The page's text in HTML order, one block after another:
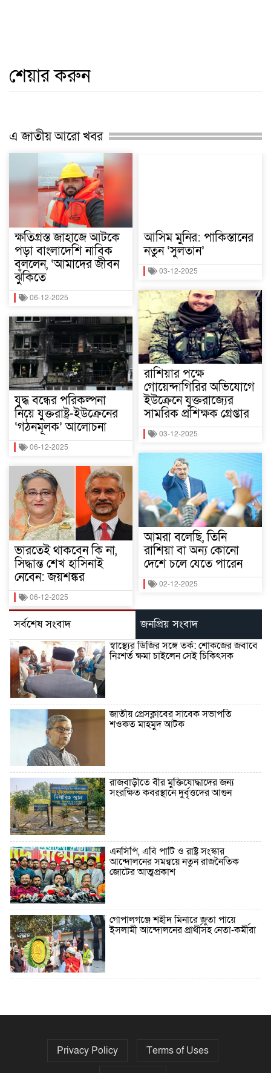
শেয়ার করুন
এ জাতীয় আরো খবর
ক্ষতিগ্রস্ত জাহাজে আটকে
পড়া বাংলাদেশি নাবিক
বললেন, ‘আমাদের জীবন
ঝুঁকিতে
06-12-2025
যুদ্ধ বন্ধের পরিকল্পনা
নিয়ে যুক্তরাষ্ট্র-ইউক্রেনের
‘গঠনমূলক’ আলোচনা
06-12-2025
ভারতেই থাকবেন কি না,
সিদ্ধান্ত শেখ হাসিনাই
নেবেন: জয়শঙ্কর
06-12-2025
আসিম মুনির: পাকিস্তানের
নতুন ‘সুলতান’
03-12-2025
রাশিয়ার পক্ষে
গোয়েন্দাগিরির অভিযোগে
ইউক্রেনে যুক্তরাজ্যের
সামরিক প্রশিক্ষক গ্রেপ্তার
03-12-2025
আমরা বলেছি, তিনি
রাশিয়া বা অন্য কোনো
দেশে চলে যেতে পারেন
02-12-2025
সর্বশেষ সংবাদ জনপ্রিয় সংবাদ
স্বাস্থ্যের ডিজির সঙ্গে তর্ক: শোকজের জবাবে
নিঃশর্ত ক্ষমা চাইলেন সেই চিকিৎসক
জাতীয় প্রেসক্লাবের সাবেক সভাপতি
শওকত মাহমুদ আটক
রাজবাড়ীতে বীর মুক্তিযোদ্ধাদের জন্য
সংরক্ষিত কবরস্থানে দুর্বৃত্তদের আগুন
এনসিপি, এবি পার্টি ও রাষ্ট্র সংস্কার
আন্দোলনের সমন্বয়ে নতুন রাজনৈতিক
জোটের আত্মপ্রকাশ
গোপালগঞ্জে শহীদ মিনারে জুতা পায়ে
ইসলামী আন্দোলনের প্রার্থীসহ নেতা-কর্মীরা
নির্বাচনের তফসিল ৮-১৫ ডিসেম্বরের মধ্যে
Privacy Policy
Terms of Uses